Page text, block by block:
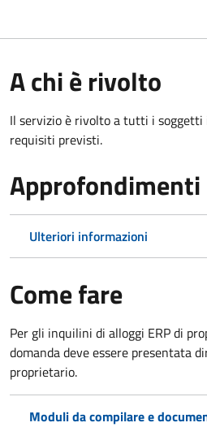
A chi è rivolto
Il servizio è rivolto a tutti i soggetti
requisiti previsti.
Approfondimenti
Ulteriori informazioni
Come fare
Per gli inquilini di alloggi ERP di
domanda deve essere presentata
proprietario.
Moduli da compilare e